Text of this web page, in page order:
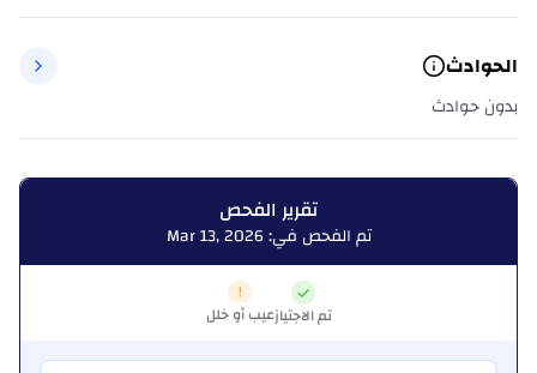
الحوادث
بدون حوادث
تقرير الفحص
تم الفحص في: Mar 13, 2026
تم الاجتيازعيب أو خلل